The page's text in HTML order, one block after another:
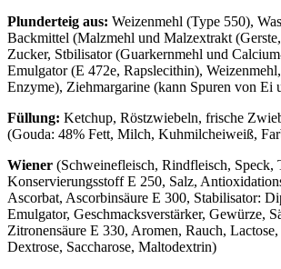
Plunderteig aus: Weizenmehl (Type 550),
Backmittel (Malzmehl und Malzextrakt
Zucker, Stbilisator (Guarkernmehl und
Emulgator (E 472e, Rapslecithin),
Enzyme), Ziehmargarine (kann Spuren von Ei
Füllung: Ketchup, Röstzwiebeln, frische
(Gouda: 48% Fett, Milch, Kuhmilcheiweiß,
Wiener (Schweinefleisch, Rindfleisch, Speck,
Konservierungsstoff E 250, Salz,
Ascorbat, Ascorbinsäure E 300, Stabilisator:
Emulgator, Geschmacksverstärker, Gewürze,
Zitronensäure E 330, Aromen, Rauch,
Dextrose, Saccharose, Maltodextrin)